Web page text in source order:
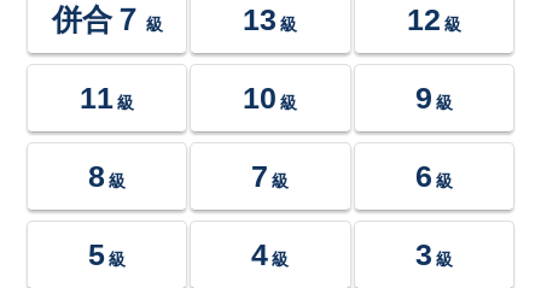
併合７ 級 13 級 12 級
11 級 10 級 9 級
8 級 7 級 6 級
5 級 4 級 3 級